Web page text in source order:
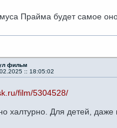
Прайма будет самое
фильм
:: 18:05:02
film/5304528/
халтурно. Для детей,